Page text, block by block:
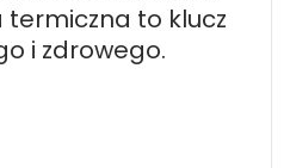
to klucz
i zdrowego.